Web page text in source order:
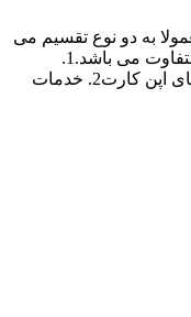
به دو نوع تقسیم می
شوند، نحوه تحویل یا ارائه آنها با هم کمی متفاوت می باشد.1.
محصولات شامل فایل افزونه ها و قالب های اپن کارت2. خدمات